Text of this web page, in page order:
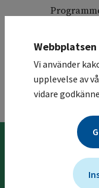
främst till
2 Inledning
Vi använder
upplevelse av
vidare